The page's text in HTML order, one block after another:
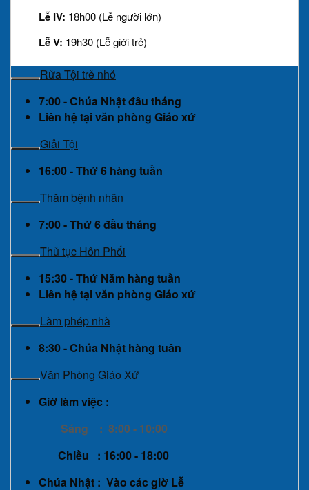
Lễ IV: 18h00 (Lễ người lớn)
Lễ V: 19h30 (Lễ giới trẻ)
Rửa Tội trẻ nhỏ
7:00 - Chúa Nhật đầu tháng
Liên hệ tại văn phòng Giáo xứ
Giải Tội
16:00 - Thứ 6 hàng tuần
Thăm bệnh nhân
7:00 - Thứ 6 đầu tháng
Thủ tục Hôn Phối
15:30 - Thứ Năm hàng tuần
Liên hệ tại văn phòng Giáo xứ
Làm phép nhà
8:30 - Chúa Nhật hàng tuần
Văn Phòng Giáo Xứ
Giờ làm việc :
Sáng : 8:00 - 10:00
Chiều : 16:00 - 18:00
Chúa Nhật : Vào các giờ Lễ